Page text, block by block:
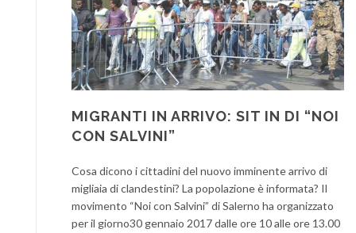
MIGRANTI IN ARRIVO: SIT IN DI “NOI
CON SALVINI”
Cosa dicono i cittadini del nuovo imminente arrivo di
migliaia di clandestini? La popolazione è informata? Il
movimento “Noi con Salvini” di Salerno ha organizzato
per il giorno30 gennaio 2017 dalle ore 10 alle ore 13.00